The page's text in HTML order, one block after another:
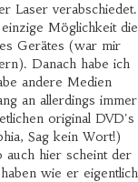
Laser verabschiedet.
Möglichkeit die
Gerätes (war mir
Danach habe ich
andere Medien
an allerdings immer
original DVD's
Sag kein Wort!)
auch hier scheint der
wie er eigentlich